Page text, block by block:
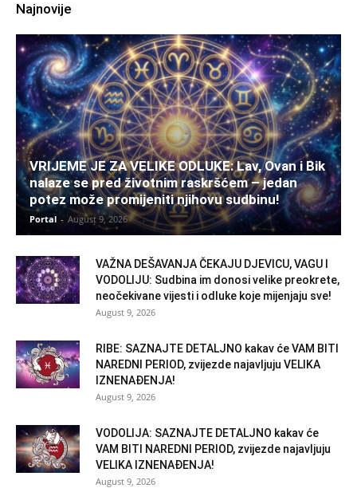
Najnovije
VRIJEME JE ZA VELIKE ODLUKE: Lav, Ovan i Bik
nalaze se pred životnim raskršćem – jedan
potez može promijeniti njihovu sudbinu!
Portal - August 9, 2026
VAŽNA DEŠAVANJA ČEKAJU DJEVICU, VAGU I
VODOLIJU: Sudbina im donosi velike preokrete,
neočekivane vijesti i odluke koje mijenjaju sve!
August 9, 2026
RIBE: SAZNAJTE DETALJNO kakav će VAM BITI
NAREDNI PERIOD, zvijezde najavljuju VELIKA
IZNENAĐENJA!
August 9, 2026
VODOLIJA: SAZNAJTE DETALJNO kakav će
VAM BITI NAREDNI PERIOD, zvijezde najavljuju
VELIKA IZNENAĐENJA!
August 9, 2026